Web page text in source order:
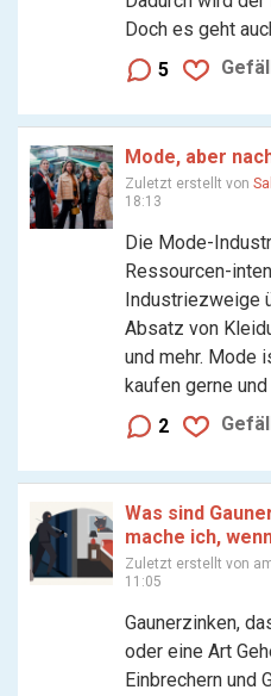
Doch es geht
5
Mode, aber
Zuletzt erstellt von
18:13
Die Mode-
Ressourcen-
Industriezweige
Absatz von
und mehr. Mode
kaufen gerne
2
Was sind
mache ich,
Zuletzt erstellt von
11:05
Gaunerzinken,
oder eine Art
Einbrechern und